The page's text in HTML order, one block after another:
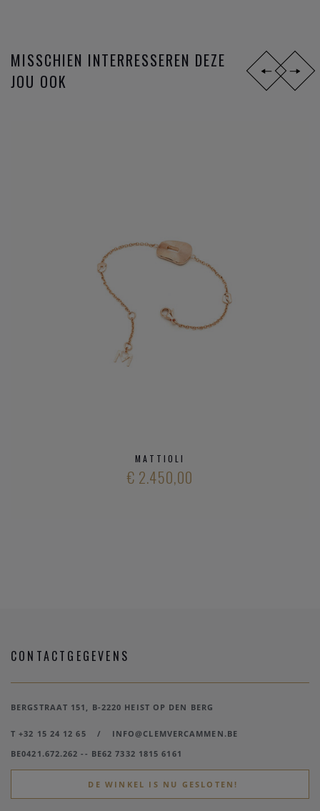
MISSCHIEN INTERRESSEREN DEZE
JOU OOK
MATTIOLI
€ 2.450,00
CONTACTGEGEVENS
BERGSTRAAT 151, B-2220 HEIST OP DEN BERG
T +32 15 24 12 65 /
INFO@CLEMVERCAMMEN.BE
BE0421.672.262 -- BE62 7332 1815 6161
DE WINKEL IS NU GESLOTEN!